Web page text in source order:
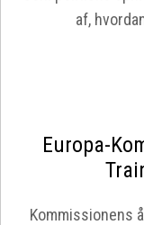
af,
Europa-
Kommissionens